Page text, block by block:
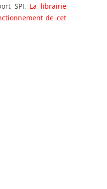
SPI. La librairie
de cet